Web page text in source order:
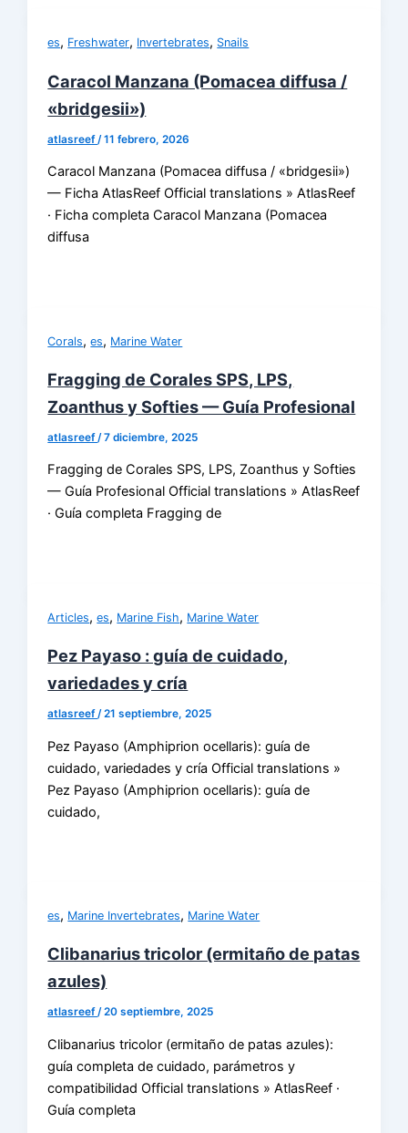
es, Freshwater, Invertebrates, Snails
Caracol Manzana (Pomacea diffusa /
«bridgesii»)
atlasreef /11 febrero, 2026
Caracol Manzana (Pomacea diffusa / «bridgesii»)
— Ficha AtlasReef Official translations » AtlasReef
· Ficha completa Caracol Manzana (Pomacea
diffusa
Corals,es, Marine Water
Fragging de Corales SPS, LPS,
Zoanthus y Softies — Guía Profesional
atlasreef/7 diciembre, 2025
Fragging de Corales SPS, LPS, Zoanthus y Softies
— Guía Profesional Official translations » AtlasReef
· Guía completa Fragging de
Articles,es, Marine Fish, Marine Water
Pez Payaso : guía de cuidado,
variedades y cría
atlasreef/21 septiembre, 2025
Pez Payaso (Amphiprion ocellaris): guía de
cuidado, variedades y cría Official translations »
Pez Payaso (Amphiprion ocellaris): guía de
cuidado,
es, Marine Invertebrates, Marine Water
Clibanarius tricolor (ermitaño de patas
azules)
atlasreef/20 septiembre, 2025
Clibanarius tricolor (ermitaño de patas azules):
guía completa de cuidado, parámetros y
compatibilidad Official translations » AtlasReef ·
Guía completa